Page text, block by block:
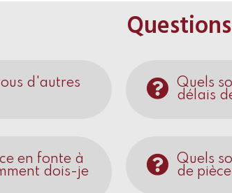
d'autres
en fonte à
dois-je
Quels
délais
Quels
de